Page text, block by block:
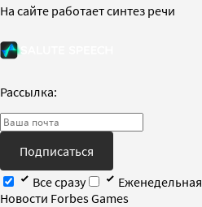
На сайте работает синтез речи
Рассылка:
Подписаться
Все сразу
Еженедельная
Новости Forbes Games